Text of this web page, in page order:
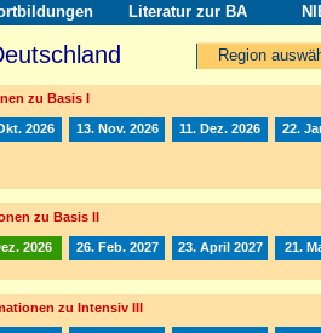
Literatur zur BA
Region
zu Basis I
2026 13. Nov. 2026 11. Dez. 2026 22.
zu Basis II
2026 26. Feb. 2027 23. April 2027 21.
zu Intensiv III